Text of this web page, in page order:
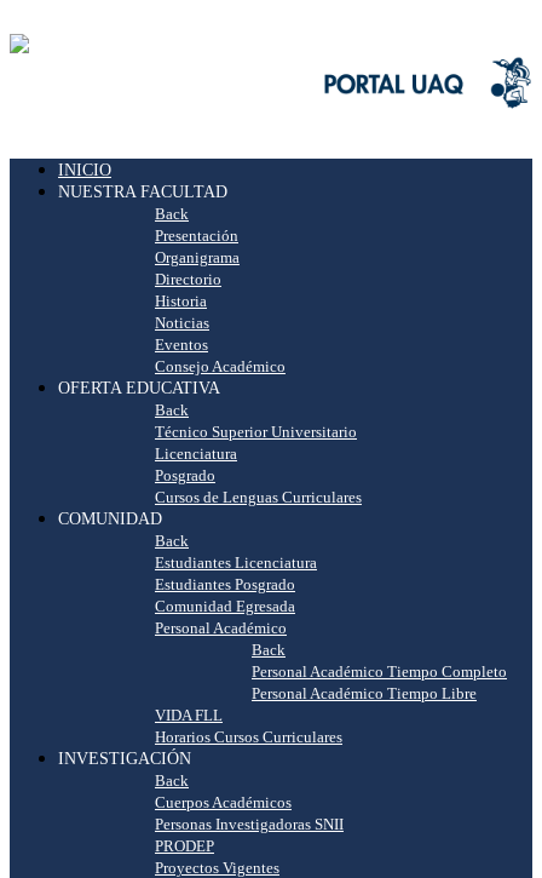
INICIO
NUESTRA FACULTAD
Back
Presentación
Organigrama
Directorio
Historia
Noticias
Eventos
Consejo Académico
OFERTA EDUCATIVA
Back
Técnico Superior Universitario
Licenciatura
Posgrado
Cursos de Lenguas Curriculares
COMUNIDAD
Back
Estudiantes Licenciatura
Estudiantes Posgrado
Comunidad Egresada
Personal Académico
Back
Personal Académico Tiempo Completo
Personal Académico Tiempo Libre
VIDA FLL
Horarios Cursos Curriculares
INVESTIGACIÓN
Back
Cuerpos Académicos
Personas Investigadoras SNII
PRODEP
Proyectos Vigentes